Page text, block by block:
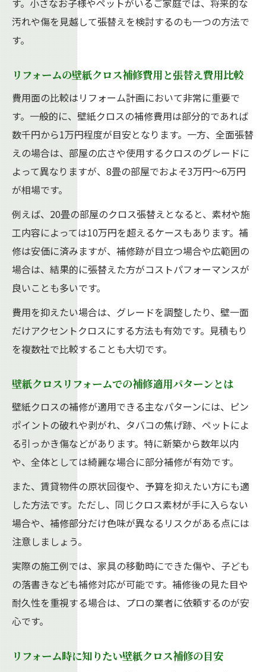
す。小さなお子様やペットがいるご家庭では、将来的な
汚れや傷を見越して張替えを検討するのも一つの方法で
す。
リフォームの壁紙クロス補修費用と張替え費用比較
費用面の比較はリフォーム計画において非常に重要で
す。一般的に、壁紙クロスの補修費用は部分的であれば
数千円から1万円程度が目安となります。一方、全面張替
えの場合は、部屋の広さや使用するクロスのグレードに
よって異なりますが、8畳の部屋でおよそ3万円～6万円
が相場です。
例えば、20畳の部屋のクロス張替えとなると、素材や施
工内容によっては10万円を超えるケースもあります。補
修は安価に済みますが、補修跡が目立つ場合や広範囲の
場合は、結果的に張替えた方がコストパフォーマンスが
良いことも多いです。
費用を抑えたい場合は、グレードを調整したり、壁一面
だけアクセントクロスにする方法も有効です。見積もり
を複数社で比較することも大切です。
壁紙クロスリフォームでの補修適用パターンとは
壁紙クロスの補修が適用できる主なパターンには、ピン
ポイントの破れや剥がれ、タバコの焦げ跡、ペットによ
る引っかき傷などがあります。特に新築から数年以内
や、全体としては綺麗な場合に部分補修が有効です。
また、賃貸物件の原状回復や、予算を抑えたい方にも適
した方法です。ただし、同じクロス素材が手に入らない
場合や、補修部分だけ色味が異なるリスクがある点には
注意しましょう。
実際の施工例では、家具の移動時にできた傷や、子ども
の落書きなども補修対応が可能です。補修後の見た目や
耐久性を重視する場合は、プロの業者に依頼するのが安
心です。
リフォーム時に知りたい壁紙クロス補修の目安